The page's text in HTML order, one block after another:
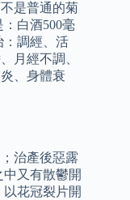
是普通的菊
白酒500毫
：調經、活
月經不調、
、身體衰
治產後惡露
又有散鬱開
花冠裂片開